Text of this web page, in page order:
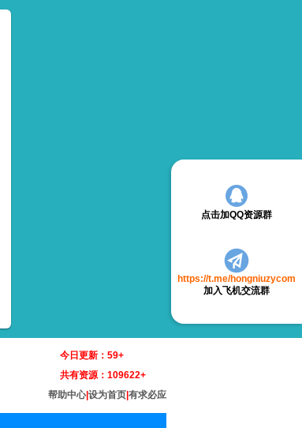
今日更新： 59+
共有资源： 109622+
帮助中心 设为首页 有求必应
点击加QQ资源群
https://t.me/hongniuzycom
加入飞机交流群